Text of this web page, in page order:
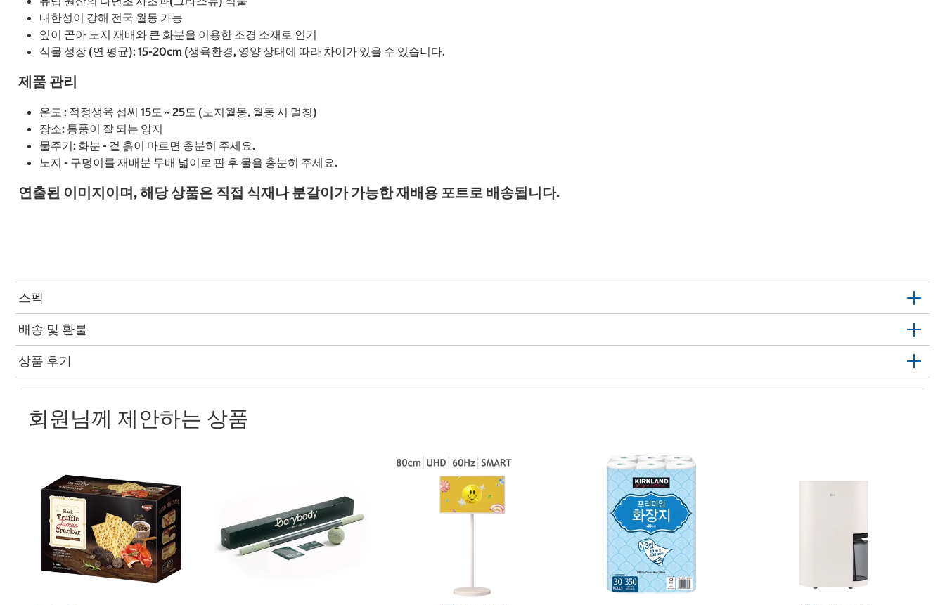
내한성이 강해 전국 월동 가능
잎이 곧아 노지 재배와 큰 화분을 이용한 조경 소재로 인기
식물 성장 (연 평균): 15-20cm (생육환경, 영양 상태에 따라 차이가 있을 수 있습니다.
제품 관리
온도 : 적정생육 섭씨 15도 ~ 25도 (노지월동, 월동 시 멀칭)
장소: 통풍이 잘 되는 양지
물주기: 화분 - 겉 흙이 마르면 충분히 주세요.
노지 - 구덩이를 재배분 두배 넓이로 판 후 물을 충분히 주세요.
연출된 이미지이며, 해당 상품은 직접 식재나 분갈이가 가능한 재배용 포트로 배송됩니다.
스펙
배송 및 환불
상품 후기
회원님께 제안하는 상품